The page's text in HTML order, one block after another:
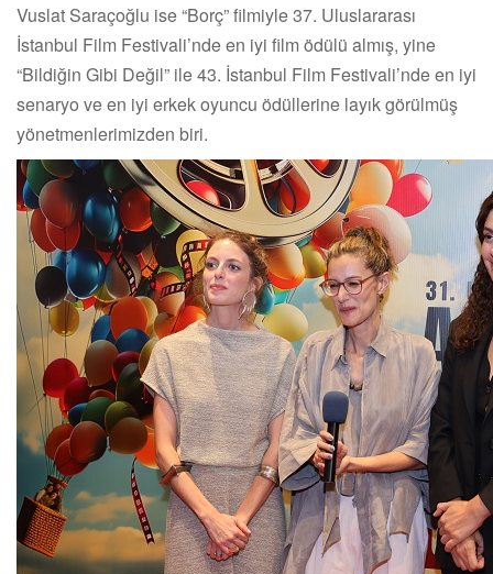
Vuslat Saraçoğlu ise “Borç” filmiyle 37. Uluslararası
İstanbul Film Festivali’nde en iyi film ödülü almış, yine
“Bildiğin Gibi Değil” ile 43. İstanbul Film Festivali’nde en iyi
senaryo ve en iyi erkek oyuncu ödüllerine layık görülmüş
yönetmenlerimizden biri.